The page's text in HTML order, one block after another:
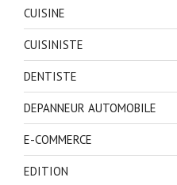
CUISINE
CUISINISTE
DENTISTE
DEPANNEUR AUTOMOBILE
E-COMMERCE
EDITION